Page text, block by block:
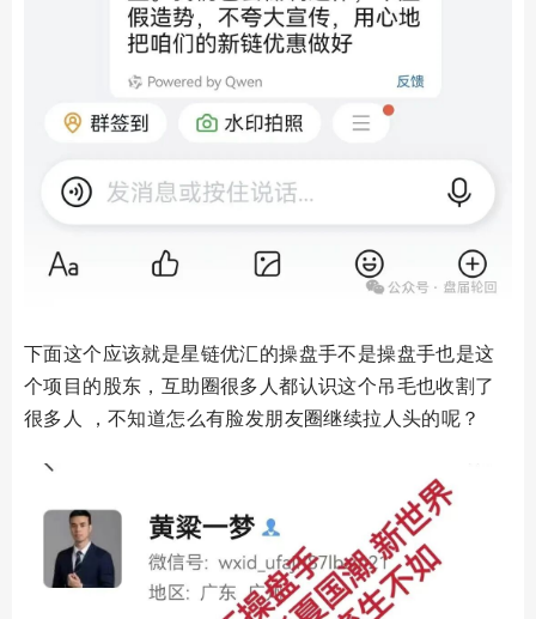
下面这个应该就是星链优汇的操盘手不是操盘手也是这
个项目的股东，互助圈很多人都认识这个吊毛也收割了
很多人 ，不知道怎么有脸发朋友圈继续拉人头的呢？